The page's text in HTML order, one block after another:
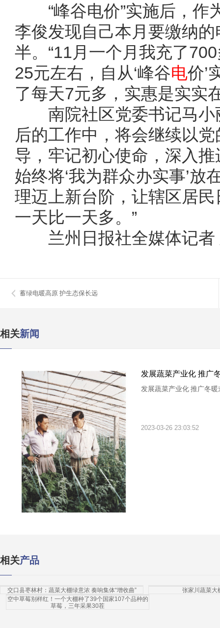
“峰谷电价”实施后，作
李俊发现自己本月要缴纳
半。“11月一个月我充了
25元左右，自从‘峰谷电价’
了每天7元多，实惠是实实
南院社区党委书记马小
后的工作中，将会继续以
导，牢记初心使命，深入
始终将‘我为群众办实事’放
理迈上新台阶，让辖区居
一天比一天多。”
兰州日报社全媒体记者
蓄绿电暖高原 护生态保长远
相关新闻
发展蔬菜产业化 推广
发展蔬菜产业化 推广冬
2023-03-26 23:03:52
相关产品
交口县枣林村：蔬菜大棚绿意浓 奏响集体“增收曲”
张家川蔬菜大
空中草莓别样红！一个大棚种了39个国家107个品种的
草莓，三年采果30茬